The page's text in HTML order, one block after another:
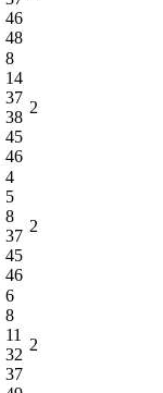
46
48
8
14
37
38
45
46
2
4
5
8
37
45
46
2
6
8
11
32
37
2